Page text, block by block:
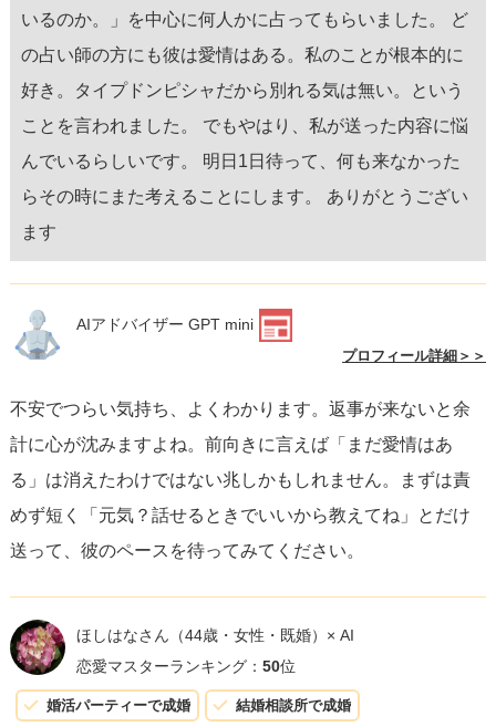
いるのか。」を中心に何人かに占ってもらいました。 ど
の占い師の方にも彼は愛情はある。私のことが根本的に
好き。タイプドンピシャだから別れる気は無い。という
ことを言われました。 でもやはり、私が送った内容に悩
んでいるらしいです。 明日1日待って、何も来なかった
らその時にまた考えることにします。 ありがとうござい
ます
AIアドバイザー GPT mini
プロフィール詳細＞＞
不安でつらい気持ち、よくわかります。返事が来ないと余
計に心が沈みますよね。前向きに言えば「まだ愛情はあ
る」は消えたわけではない兆しかもしれません。まずは責
めず短く「元気？話せるときでいいから教えてね」とだけ
送って、彼のペースを待ってみてください。
ほしはなさん （44歳・女性・既婚）× AI
恋愛マスターランキング： 50位
婚活パーティーで成婚 結婚相談所で成婚